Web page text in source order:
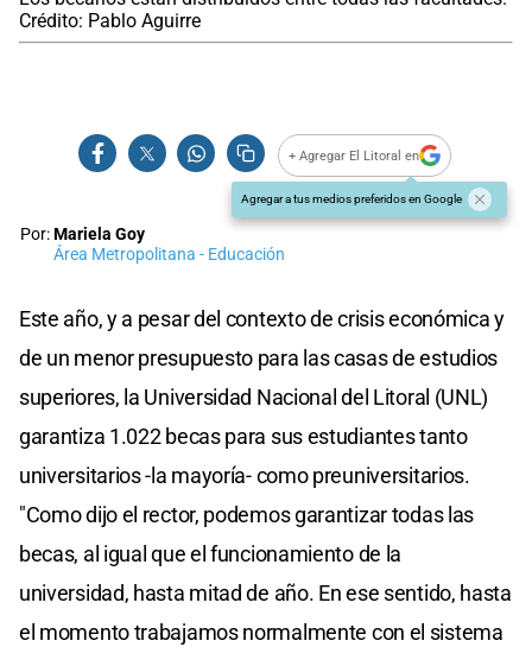
Crédito: Pablo Aguirre
+ Agregar El Litoral en
Agregar a tus medios preferidos en Google
Por:Mariela Goy
Área Metropolitana - Educación
Este año, y a pesar del contexto de crisis económica y
de un menor presupuesto para las casas de estudios
superiores, la Universidad Nacional del Litoral (UNL)
garantiza 1.022 becas para sus estudiantes tanto
universitarios -la mayoría- como preuniversitarios.
"Como dijo el rector, podemos garantizar todas las
becas, al igual que el funcionamiento de la
universidad, hasta mitad de año. En ese sentido, hasta
el momento trabajamos normalmente con el sistema